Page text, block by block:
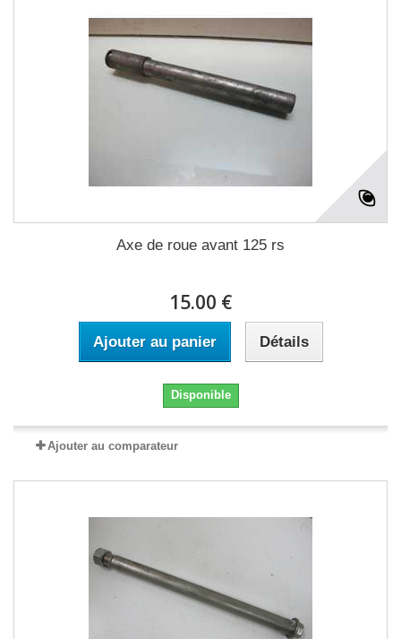
Axe de roue avant 125 rs
15.00 €
Ajouter au panier Détails
Disponible
Ajouter au comparateur